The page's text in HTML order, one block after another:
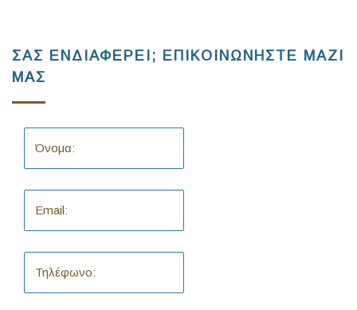
ΣΑΣ ΕΝΔΙΑΦΕΡΕΙ; ΕΠΙΚΟΙΝΩΝΗΣΤΕ ΜΑΖΙ
ΜΑΣ